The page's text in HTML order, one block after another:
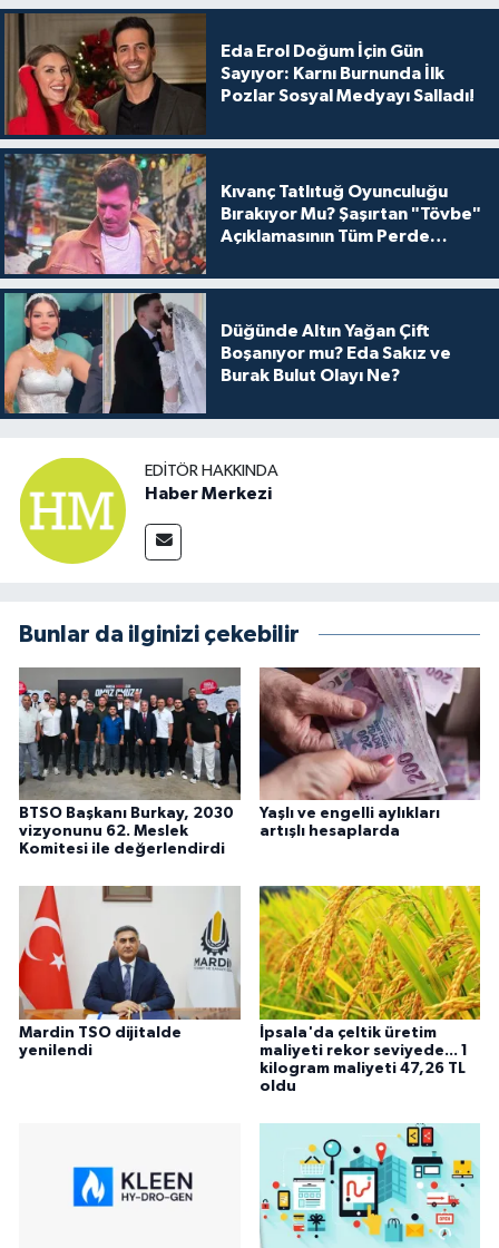
Eda Erol Doğum İçin Gün
Sayıyor: Karnı Burnunda İlk
Pozlar Sosyal Medyayı Salladı!
Kıvanç Tatlıtuğ Oyunculuğu
Bırakıyor Mu? Şaşırtan "Tövbe"
Açıklamasının Tüm Perde
Düğünde Altın Yağan Çift
Boşanıyor mu? Eda Sakız ve
Burak Bulut Olayı Ne?
EDITÖR HAKKINDA
Haber Merkezi
Bunlar da ilginizi çekebilir
BTSO Başkanı Burkay, 2030
vizyonunu 62. Meslek
Komitesi ile değerlendirdi
Yaşlı ve engelli aylıkları
artışlı hesaplarda
Mardin TSO dijitalde
yenilendi
İpsala'da çeltik üretim
maliyeti rekor seviyede... 1
kilogram maliyeti 47,26 TL
oldu